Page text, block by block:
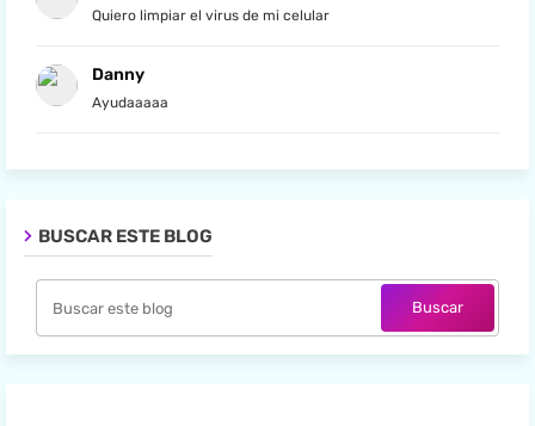
Quiero limpiar el virus de mi celular
Danny
Ayudaaaaa
BUSCAR ESTE BLOG